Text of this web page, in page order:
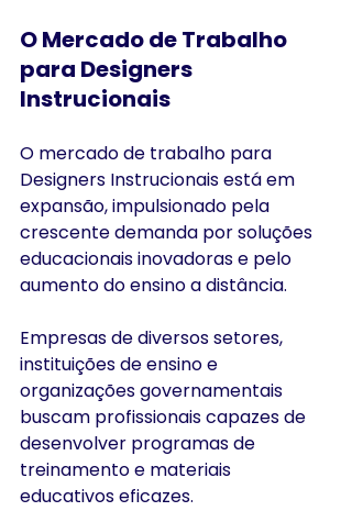
O Mercado de Trabalho
para Designers
Instrucionais
O mercado de trabalho para
Designers Instrucionais está em
expansão, impulsionado pela
crescente demanda por soluções
educacionais inovadoras e pelo
aumento do ensino a distância.
Empresas de diversos setores,
instituições de ensino e
organizações governamentais
buscam profissionais capazes de
desenvolver programas de
treinamento e materiais
educativos eficazes.​